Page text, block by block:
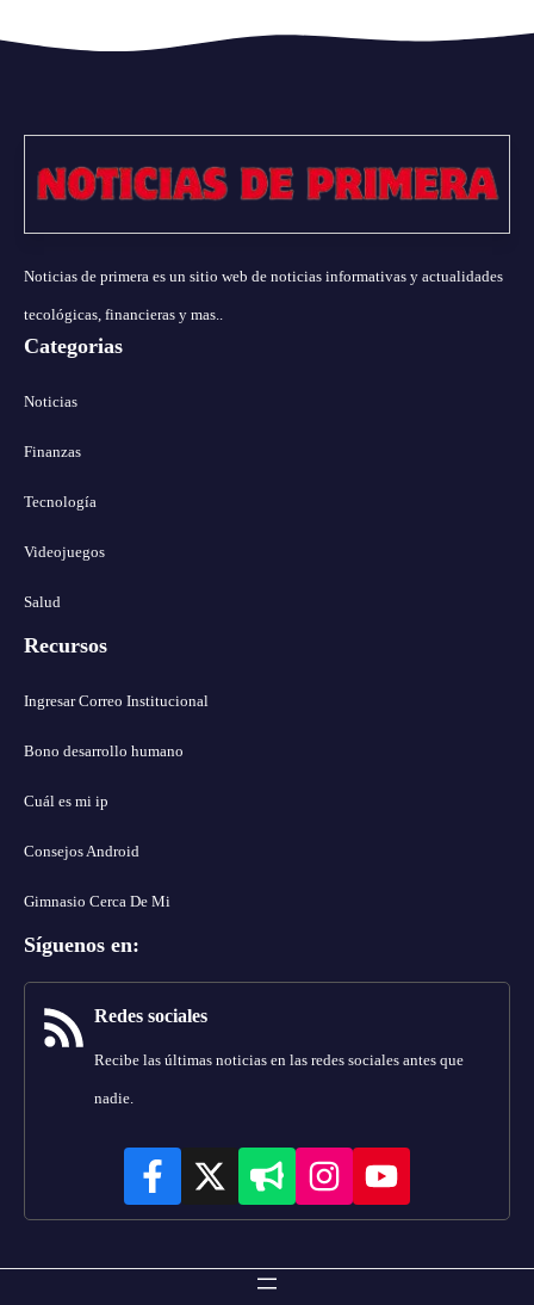
Noticias de primera es un sitio web de noticias informativas y actualidades
tecológicas, financieras y mas..
Categorias
Noticias
Finanzas
Tecnología
Videojuegos
Salud
Recursos
Ingresar Correo Institucional
Bono desarrollo humano
Cuál es mi ip
Consejos Android
Gimnasio Cerca De Mi
Síguenos en:
Redes sociales
Recibe las últimas noticias en las redes sociales antes que
nadie.